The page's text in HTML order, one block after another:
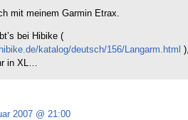
mit meinem Garmin Etrax.
bei Hibike (
katalog/deutsch/156/Langarm.html
in XL…
2007 @ 21:00